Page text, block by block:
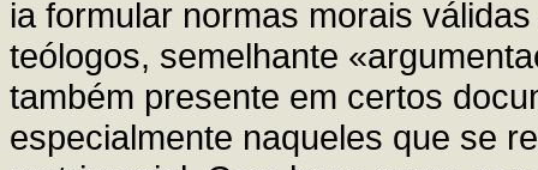
ia formular normas morais
teólogos, semelhante
também presente em certos
especialmente naqueles que se